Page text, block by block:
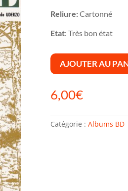
Reliure:Cartonné
Etat: Très bon état
AJOUTER AU
6,00€
Catégorie : Albums BD